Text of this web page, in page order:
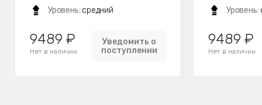
Уровень: средний
9489 ₽
Нет в наличии
Уведомить о
поступлении
Уровень:
9489 ₽
Нет в наличии